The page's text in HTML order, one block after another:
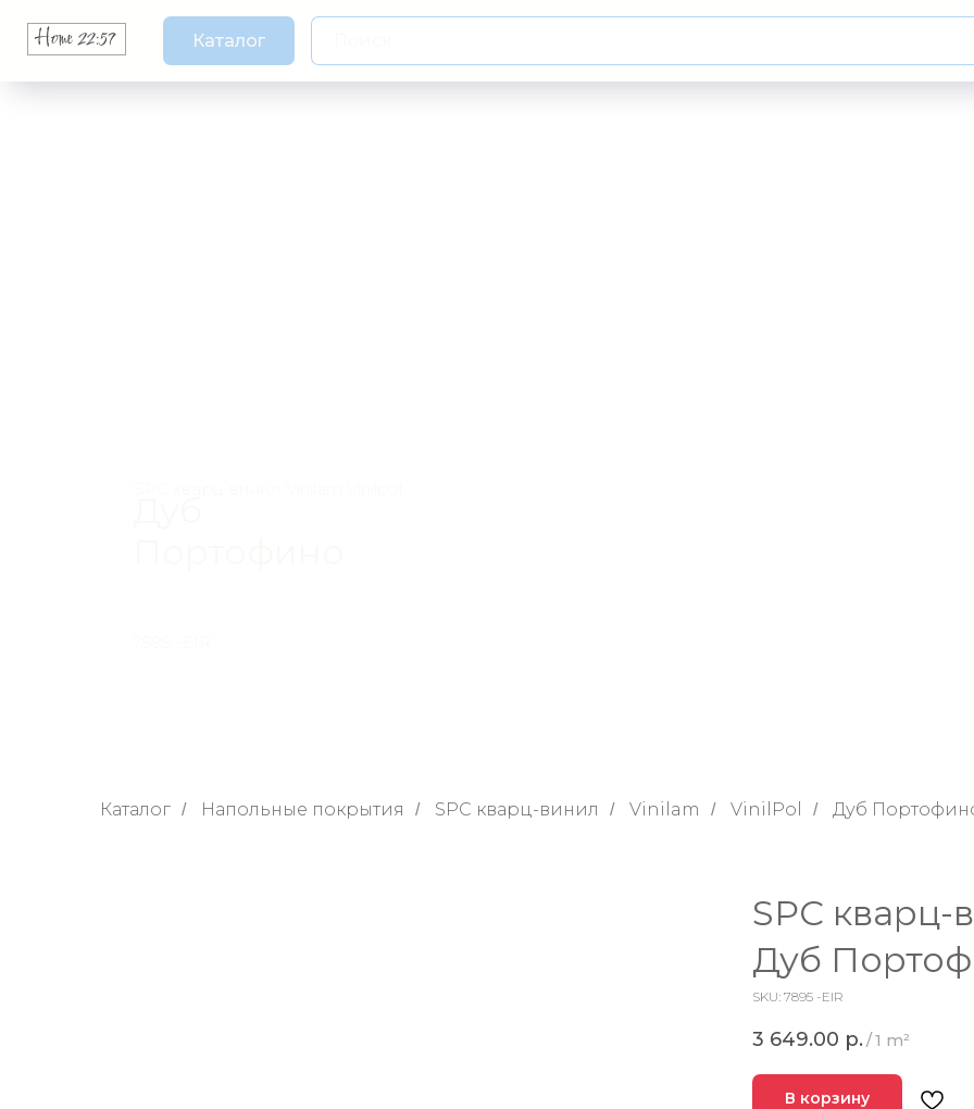
Каталог
Каталог / Напольные покрытия / SPC кварц-винил / Vinilam / VinilPol / Дуб
SPC
Дуб
SKU: 7895 -EIR
3 649.00 р. /1 m²
В корзину